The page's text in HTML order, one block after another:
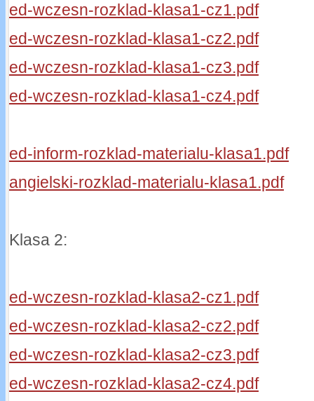
ed-wczesn-rozklad-klasa1-cz1.pdf
ed-wczesn-rozklad-klasa1-cz2.pdf
ed-wczesn-rozklad-klasa1-cz3.pdf
ed-wczesn-rozklad-klasa1-cz4.pdf
ed-inform-rozklad-materialu-klasa1.pdf
angielski-rozklad-materialu-klasa1.pdf
Klasa 2:
ed-wczesn-rozklad-klasa2-cz1.pdf
ed-wczesn-rozklad-klasa2-cz2.pdf
ed-wczesn-rozklad-klasa2-cz3.pdf
ed-wczesn-rozklad-klasa2-cz4.pdf